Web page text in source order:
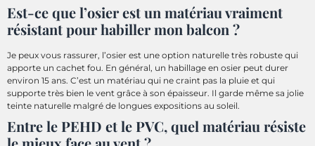
Est-ce que l’osier est un matériau vraiment
résistant pour habiller mon balcon ?
Je peux vous rassurer, l’osier est une option naturelle très robuste qui
apporte un cachet fou. En général, un habillage en osier peut durer
environ 15 ans. C’est un matériau qui ne craint pas la pluie et qui
supporte très bien le vent grâce à son épaisseur. Il garde même sa jolie
teinte naturelle malgré de longues expositions au soleil.
Entre le PEHD et le PVC, quel matériau résiste